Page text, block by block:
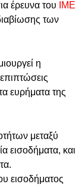
έρευνα του
ΙΜΕ
των
η
ευρήματα της
μεταξύ
εισοδήματα, και
εισοδήματος